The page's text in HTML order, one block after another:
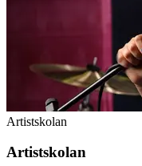
Artistskolan
Artistskolan